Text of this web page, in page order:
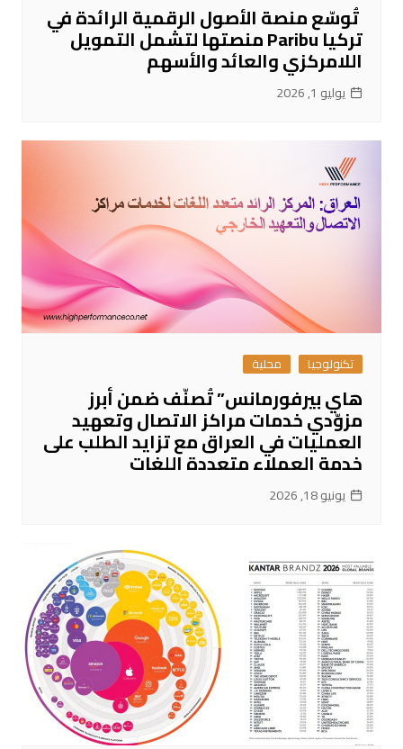
تُوسّع منصة الأصول الرقمية الرائدة في
تركيا Paribu منصتها لتشمل التمويل
اللامركزي والعائد والأسهم
يوليو 1, 2026
تكنولوجيا محلية
هاي بيرفورمانس” تُصنّف ضمن أبرز
مزوّدي خدمات مراكز الاتصال وتعهيد
العمليات في العراق مع تزايد الطلب على
خدمة العملاء متعددة اللغات
يونيو 18, 2026